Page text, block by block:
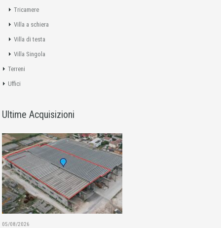
Tricamere
Villa a schiera
Villa di testa
Villa Singola
Terreni
Uffici
Ultime Acquisizioni
05/08/2026